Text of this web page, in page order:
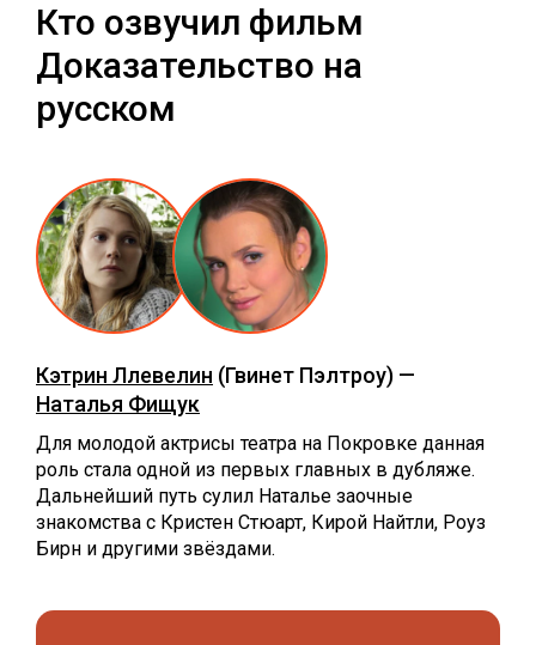
Кто озвучил фильм
Доказательство на
русском
Кэтрин Ллевелин (Гвинет Пэлтроу) —
Наталья Фищук
Для молодой актрисы театра на Покровке данная
роль стала одной из первых главных в дубляже.
Дальнейший путь сулил Наталье заочные
знакомства с Кристен Стюарт, Кирой Найтли, Роуз
Бирн и другими звёздами.